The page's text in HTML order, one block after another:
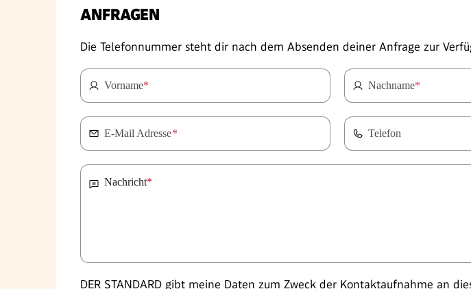
ANFRAGEN
Die Telefonnummer steht dir nach dem Absenden deiner Anfrage zur
Vorname* Nachname*
E-Mail Adresse* Telefon
Nachricht*
DER STANDARD gibt meine Daten zum Zweck der Kontaktaufnahme an